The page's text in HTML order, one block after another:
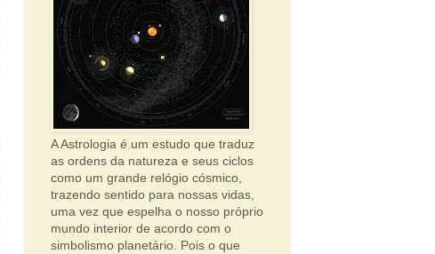
A Astrologia é um estudo que traduz
as ordens da natureza e seus ciclos
como um grande relógio cósmico,
trazendo sentido para nossas vidas,
uma vez que espelha o nosso próprio
mundo interior de acordo com o
simbolismo planetário. Pois o que